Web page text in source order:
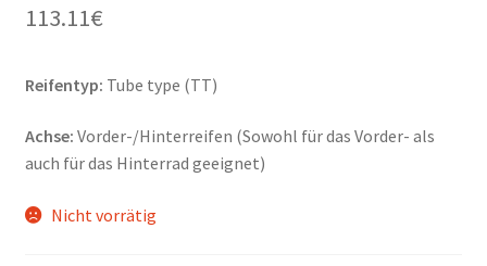
113.11€
Reifentyp: Tube type (TT)
Achse: Vorder-/Hinterreifen (Sowohl für das Vorder- als
auch für das Hinterrad geeignet)
Nicht vorrätig